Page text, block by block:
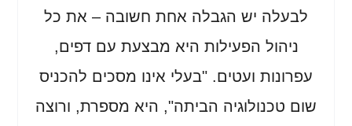
לבעלה יש הגבלה אחת חשובה – את כל
ניהול הפעילות היא מבצעת עם דפים,
עפרונות ועטים. "בעלי אינו מסכים להכניס
שום טכנולוגיה הביתה", היא מספרת, ורוצה